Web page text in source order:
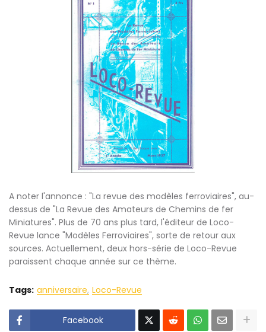
A noter l'annonce : "La revue des modèles ferroviaires", au-
dessus de "La Revue des Amateurs de Chemins de fer
Miniatures". Plus de 70 ans plus tard, l'éditeur de Loco-
Revue lance "Modèles Ferroviaires", sorte de retour aux
sources. Actuellement, deux hors-série de Loco-Revue
paraissent chaque année sur ce thème.
Tags: anniversaire Loco-Revue
Facebook